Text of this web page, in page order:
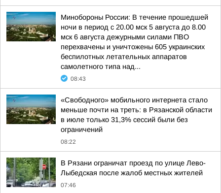
Минобороны России: В течение прошедшей
ночи в период с 20.00 мск 5 августа до 8.00
мск 6 августа дежурными силами ПВО
перехвачены и уничтожены 605 украинских
беспилотных летательных аппаратов
самолетного типа над...
08:43
«Свободного» мобильного интернета стало
меньше почти на треть: в Рязанской области
в июле только 31,3% сессий были без
ограничений
08:22
В Рязани ограничат проезд по улице Лево-
Лыбедская после жалоб местных жителей
07:46